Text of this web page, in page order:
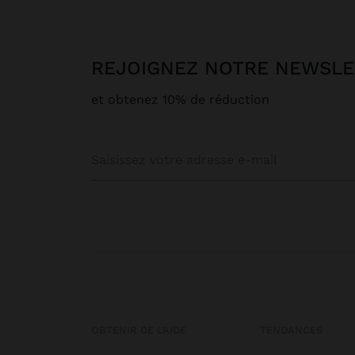
REJOIGNEZ NOTRE
et obtenez 10% de réduction